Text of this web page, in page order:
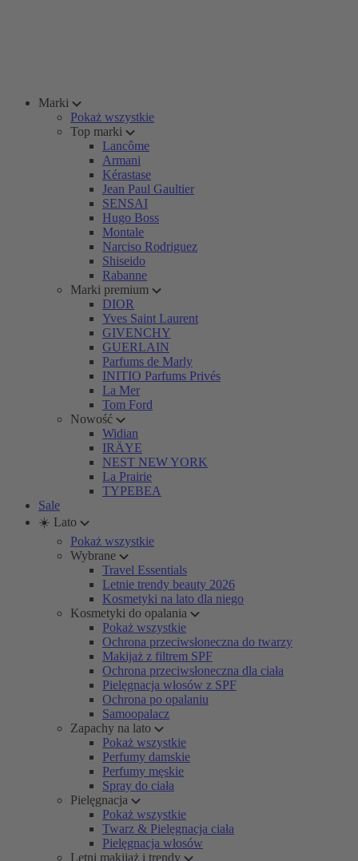
Marki
Pokaż wszystkie
Top marki
Lancôme
Armani
Kérastase
Jean Paul Gaultier
SENSAI
Hugo Boss
Montale
Narciso Rodriguez
Shiseido
Rabanne
Marki premium
DIOR
Yves Saint Laurent
GIVENCHY
GUERLAIN
Parfums de Marly
INITIO Parfums Privés
La Mer
Tom Ford
Nowość
Widian
IRÄYE
NEST NEW YORK
La Prairie
TYPEBEA
Sale
☀️ Lato
Pokaż wszystkie
Wybrane
Travel Essentials
Letnie trendy beauty 2026
Kosmetyki na lato dla niego
Kosmetyki do opalania
Pokaż wszystkie
Ochrona przeciwsłoneczna do twarzy
Makijaż z filtrem SPF
Ochrona przeciwsłoneczna dla ciała
Pielęgnacja włosów z SPF
Ochrona po opalaniu
Samoopalacz
Zapachy na lato
Pokaż wszystkie
Perfumy damskie
Perfumy męskie
Spray do ciała
Pielęgnacja
Pokaż wszystkie
Twarz & Pielęgnacja ciała
Pielęgnacja włosów
Letni makijaż i trendy